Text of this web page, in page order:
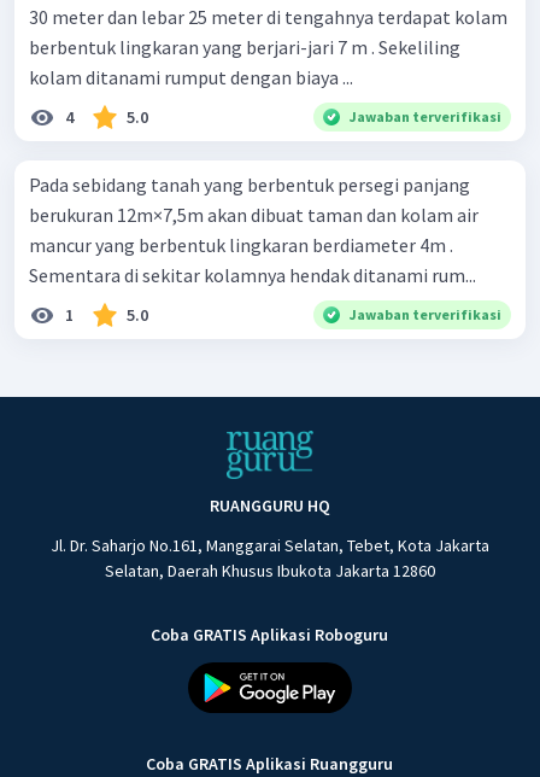
30 meter dan lebar 25 meter di tengahnya terdapat kolam
berbentuk lingkaran yang berjari-jari 7 m . Sekeliling
kolam ditanami rumput dengan biaya ...
4 5.0 Jawaban terverifikasi
Pada sebidang tanah yang berbentuk persegi panjang
berukuran 12m×7,5m akan dibuat taman dan kolam air
mancur yang berbentuk lingkaran berdiameter 4m .
Sementara di sekitar kolamnya hendak ditanami rum...
1 5.0 Jawaban terverifikasi
RUANGGURU HQ
Jl. Dr. Saharjo No.161, Manggarai Selatan, Tebet, Kota Jakarta
Selatan, Daerah Khusus Ibukota Jakarta 12860
Coba GRATIS Aplikasi Roboguru
Coba GRATIS Aplikasi Ruangguru